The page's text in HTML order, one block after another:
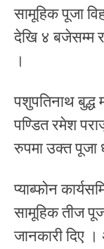
सामूहिक पूजा
देखि ४ बजेसम्म
।
पशुपतिनाथ बुद्ध
पण्डित रमेश
रुपमा उक्त पूजा
प्याब्फोन
सामूहिक तीज
जानकारी दिए ।